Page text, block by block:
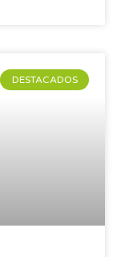
DESTACADOS